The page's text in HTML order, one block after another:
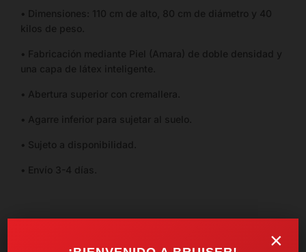
×
• Dimensiones: 110 cm de alto, 80 cm de diámetro y 40
kilos de peso.
• Fabricación mediante Piel (Amara) de doble densidad y
una capa de látex inteligente.
• Abertura superior con cremallera.
• Agarre inferior para sujetar al suelo.
• Sujeto a disponibilidad.
• Envío 3-4 días.
SA-1213